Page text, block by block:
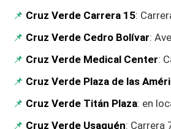
Cruz Verde Carrera 15:
Cruz Verde Cedro Bolívar:
Cruz Verde Medical Center:
Cruz Verde Plaza de las
Cruz Verde Titán Plaza: en
Cruz Verde Usaquén: Carrera